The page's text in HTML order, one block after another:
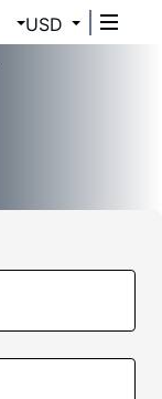
USD